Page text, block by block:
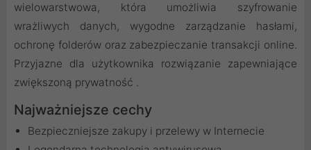
wielowarstwowa, która umożliwia szyfrowanie
wrażliwych danych, wygodne zarządzanie hasłami,
ochronę folderów oraz zabezpieczanie transakcji online.
Przyjazne dla użytkownika rozwiązanie zapewniające
zwiększoną prywatność .
Najważniejsze cechy
Bezpieczniejsze zakupy i przelewy w Internecie